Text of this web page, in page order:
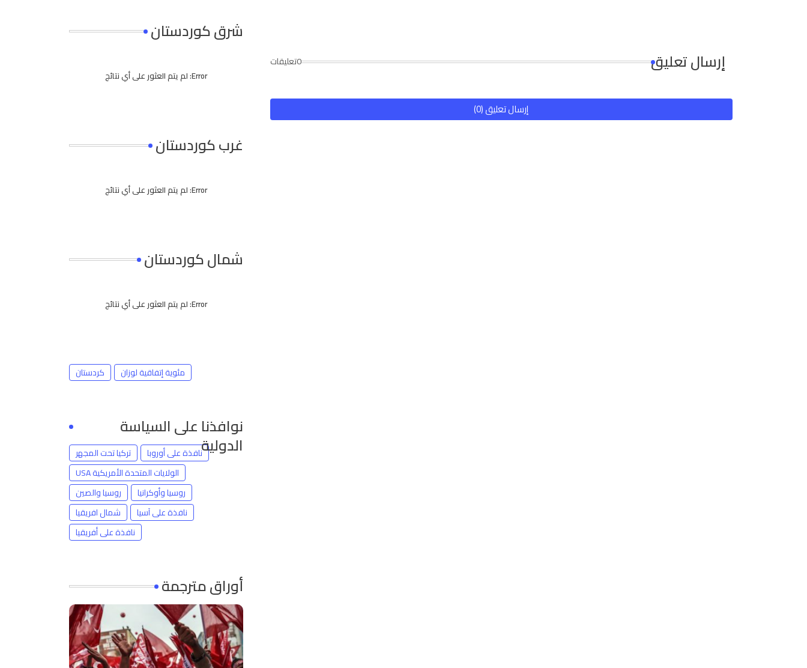
إرسال تعليق 0تعليقات
إرسال تعليق (0)
شرق كوردستان
Error: لم يتم العثور على أي نتائج
غرب كوردستان
Error: لم يتم العثور على أي نتائج
شمال كوردستان
Error: لم يتم العثور على أي نتائج
كردستان مئوية إتفاقية لوزان
نوافذنا على السياسة
الدولية تركيا تحت المجهر
نافذة على أوروبا
الولايات المتحدة الأمريكية USA
روسيا والصين
روسيا وأوكرانيا
شمال افريقيا
نافذة على آسيا
نافذة على أفريقيا
أوراق مترجمة